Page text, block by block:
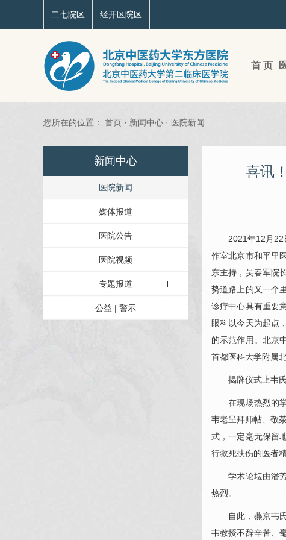
二七院区 经开区院区
首 页
您所在的位置： 首页 · 新闻中心 · 医院新闻
新闻中心
医院新闻
媒体报道
医院公告
医院视频
专题报道
公益 | 警示
喜讯
2021年12月22日
作室北京市和平里
东主持，吴春军院
势道路上的又一个
诊疗中心具有重要
眼科以今天为起点
的示范作用。北京
首都医科大学附属
揭牌仪式上韦氏
在现场热烈的掌
韦老呈拜师帖、敬
式，一定毫无保留
行救死扶伤的医者
学术论坛由潘芳
热烈。
自此，燕京韦
韦教授不辞辛苦、